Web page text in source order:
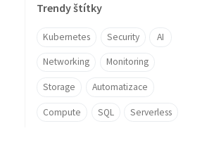
Trendy štítky
Kubernetes Security AI
Networking Monitoring
Storage Automatizace
Compute SQL Serverless